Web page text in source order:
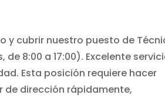
y cubrir nuestro puesto de
8:00 a 17:00). Excelente
Esta posición requiere hacer
dirección rápidamente,